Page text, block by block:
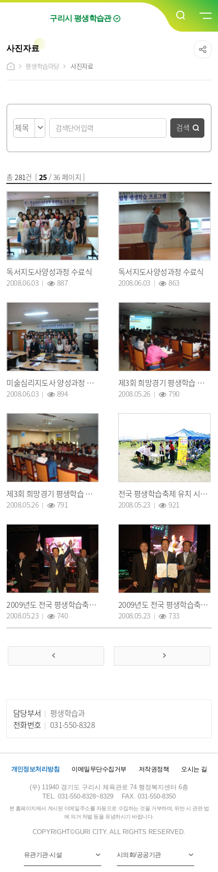
구리시 평생학습관
사진자료
평생학습마당
사진자료
검색
총281건 [25 / 36 페이지 ]
독서지도사양성과정 수료식
2008.06.03 887
독서지도사양성과정 수료식
2008.06.03 863
미술심리지도사 양성과정 수료
2008.06.03 894
제3회 희망경기 평생학습 구리축제 관계자 회의 개최
2008.05.26 790
제3회 희망경기 평생학습 구리축제 관계자 회의
2008.05.26 791
전국 평생학습축제 유치 시민 서명운동 장면
2008.05.23 921
2009년도 전국 평생학습축제 유치 시민결의
2008.05.23 740
2009년도 전국 평생학습축제 유치 시민결의
2008.05.23 733
담당부서
평생학습과
전화번호
031-550-8328
개인정보처리방침 이메일무단수집거부 저작권정책 오시는 길
(우) 11940 경기도 구리시 체육관로 74 행정복지센터 6층
TEL. 031-550-8328~8329
FAX. 031-550-8350
본 홈페이지에서 게시된 이메일주소를 자동으로 수집하는 것을 거부하며, 위반 시 관련 법
에 의거 처벌 등을 유념하시기 바랍니다.
COPYRIGHT©GURI CITY. ALL RIGHTS RESERVED.
유관기관·시설 시의회/공공기관